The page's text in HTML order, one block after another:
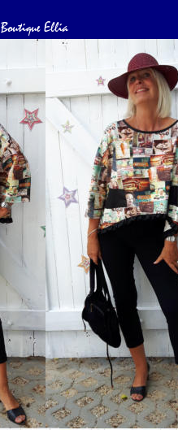
Boutique Ellia